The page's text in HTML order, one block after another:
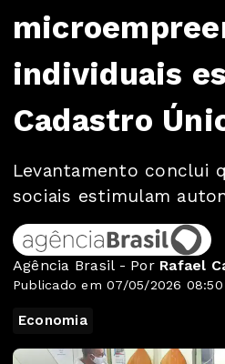
individuais
Cadastro
Levantamento conclui
sociais estimulam
Agência Brasil - Por Rafael
Publicado em 07/05/2026 08:50
Economia